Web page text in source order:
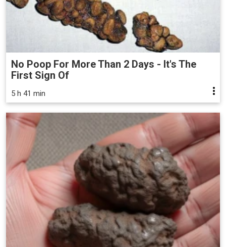
No Poop For More Than 2 Days - It's The
First Sign Of
5 h 41 min